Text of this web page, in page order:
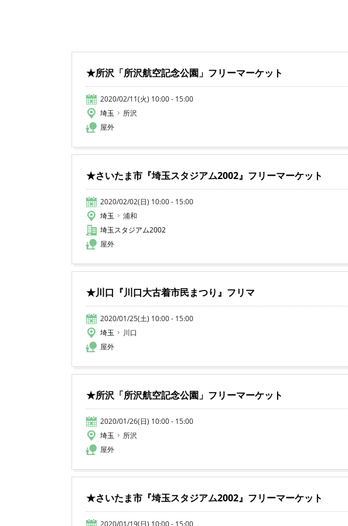
★所沢「所沢航空記念公園」フリーマーケット
2020/02/11(火) 10:00 - 15:00
埼玉
所沢
屋外
★さいたま市『埼玉スタジアム2002』フリーマーケット
2020/02/02(日) 10:00 - 15:00
埼玉
浦和
埼玉スタジアム2002
屋外
★川口『川口大古着市民まつり』フリマ
2020/01/25(土) 10:00 - 15:00
埼玉
川口
屋外
★所沢「所沢航空記念公園」フリーマーケット
2020/01/26(日) 10:00 - 15:00
埼玉
所沢
屋外
★さいたま市『埼玉スタジアム2002』フリーマーケット
2020/01/19(日) 10:00 - 15:00